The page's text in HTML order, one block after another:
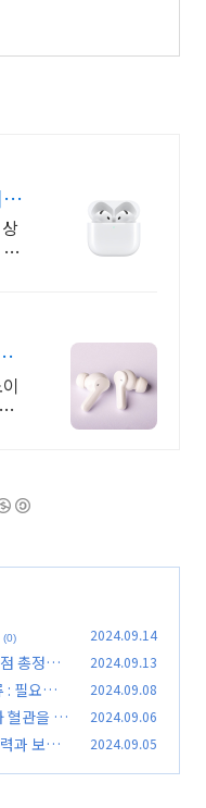
(0) 2024.09.14
총정리 2024.09.13
: 필요한
2024.09.08
혈관을 위
2024.09.06
과 보습
2024.09.05